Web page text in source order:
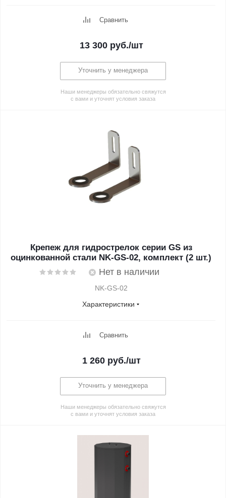
Сравнить
13 300руб./шт
Уточнить у менеджера
Наши менеджеры обязательно свяжутся
с вами и уточнят условия заказа
Крепеж для гидрострелок серии GS из
оцинкованной стали NK-GS-02, комплект (2 шт.)
Нет в наличии
NK-GS-02
Характеристики
Сравнить
1 260руб./шт
Уточнить у менеджера
Наши менеджеры обязательно свяжутся
с вами и уточнят условия заказа